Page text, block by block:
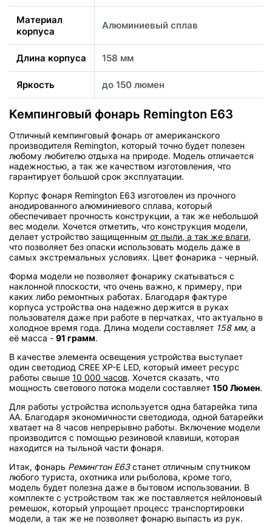
Материал
корпуса
Алюминиевый сплав
Длина корпуса 158 мм
Яркость до 150 люмен
Кемпинговый фонарь Remington E63
Отличный кемпинговый фонарь от американского
производителя Remington, который точно будет полезен
любому любителю отдыха на природе. Модель отличается
надежностью, а так же качеством изготовления, что
гарантирует большой срок эксплуатации.
Корпус фонаря Remington E63 изготовлен из прочного
анодированного алюминиевого сплава, который
обеспечивает прочность конструкции, а так же небольшой
вес модели. Хочется отметить, что конструкция модели,
делает устройство защищенным от пыли, а так же влаги,
что позволяет без опаски использовать модель даже в
самых экстремальных условиях. Цвет фонарика - черный.
Форма модели не позволяет фонарику скатываться с
наклонной плоскости, что очень важно, к примеру, при
каких либо ремонтных работах. Благодаря фактуре
корпуса устройства она надежно держится в руках
пользователя даже при работе в перчатках, что актуально в
холодное время года. Длина модели составляет 158 мм, а
её масса - 91 грамм.
В качестве элемента освещения устройства выступает
один светодиод CREE XP-E LED, который имеет ресурс
работы свыше 10 000 часов. Хочется сказать, что
мощность светового потока модели составляет 150 Люмен.
Для работы устройства используется одна батарейка типа
АА. Благодаря экономичности светодиода, одной батарейки
хватает на 8 часов непрерывно работы. Включение модели
производится с помощью резиновой клавиши, которая
находится на тыльной части фонаря.
Итак, фонарь Ремингтон Е63станет отличным спутником
любого туриста, охотника или рыболова, кроме того,
модель будет полезна даже в бытовом использовании. В
комплекте с устройством так же поставляется нейлоновый
ремешок, который упрощает процесс транспортировки
модели, а так же не позволяет фонарю выпасть из рук.